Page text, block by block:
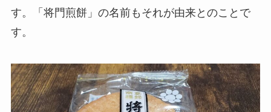
す。「将門煎餅」の名前もそれが由来とのことで
す。